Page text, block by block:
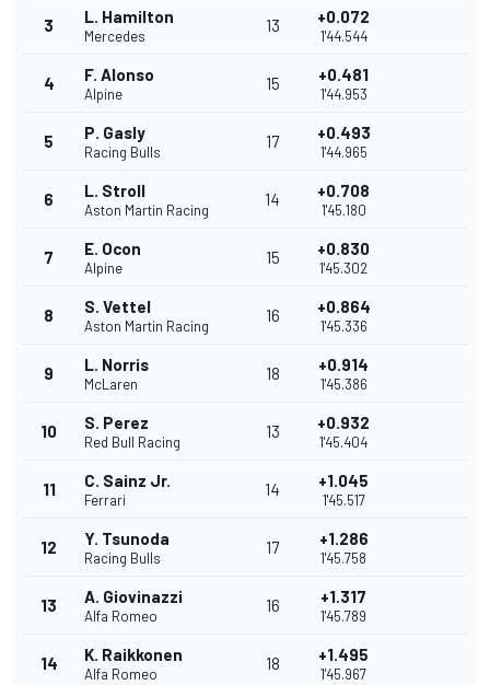
3 L. Hamilton
Mercedes
13 +0.072
1'44.544
4 F. Alonso
Alpine
15 +0.481
1'44.953
5 P. Gasly
Racing Bulls
17 +0.493
1'44.965
6 L. Stroll
Aston Martin Racing
14 +0.708
1'45.180
7 E. Ocon
Alpine
15 +0.830
1'45.302
8 S. Vettel
Aston Martin Racing
16 +0.864
1'45.336
9 L. Norris
McLaren
18 +0.914
1'45.386
10 S. Perez
Red Bull Racing
13 +0.932
1'45.404
11 C. Sainz Jr.
Ferrari
14 +1.045
1'45.517
12 Y. Tsunoda
Racing Bulls
17 +1.286
1'45.758
13 A. Giovinazzi
Alfa Romeo
16 +1.317
1'45.789
14 K. Raikkonen
Alfa Romeo
18 +1.495
1'45.967